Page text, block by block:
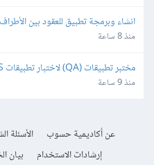
انشاء وبرمجة تطبيق للعقود بين الأطراف
منذ 8 ساعة
مختبر تطبيقات (QA) لاختبار تطبيقات iOS و Android
منذ 9 ساعة
عن أكاديمية حسوب الأسئلة
إرشادات الاستخدام
بيان